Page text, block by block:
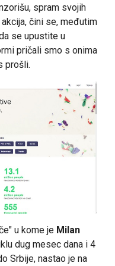
spram svojih
čini se, međutim
se upustite u
pričali smo s onima
prošli.
u kome je Milan
dug mesec dana i 4
Srbije, nastao je na